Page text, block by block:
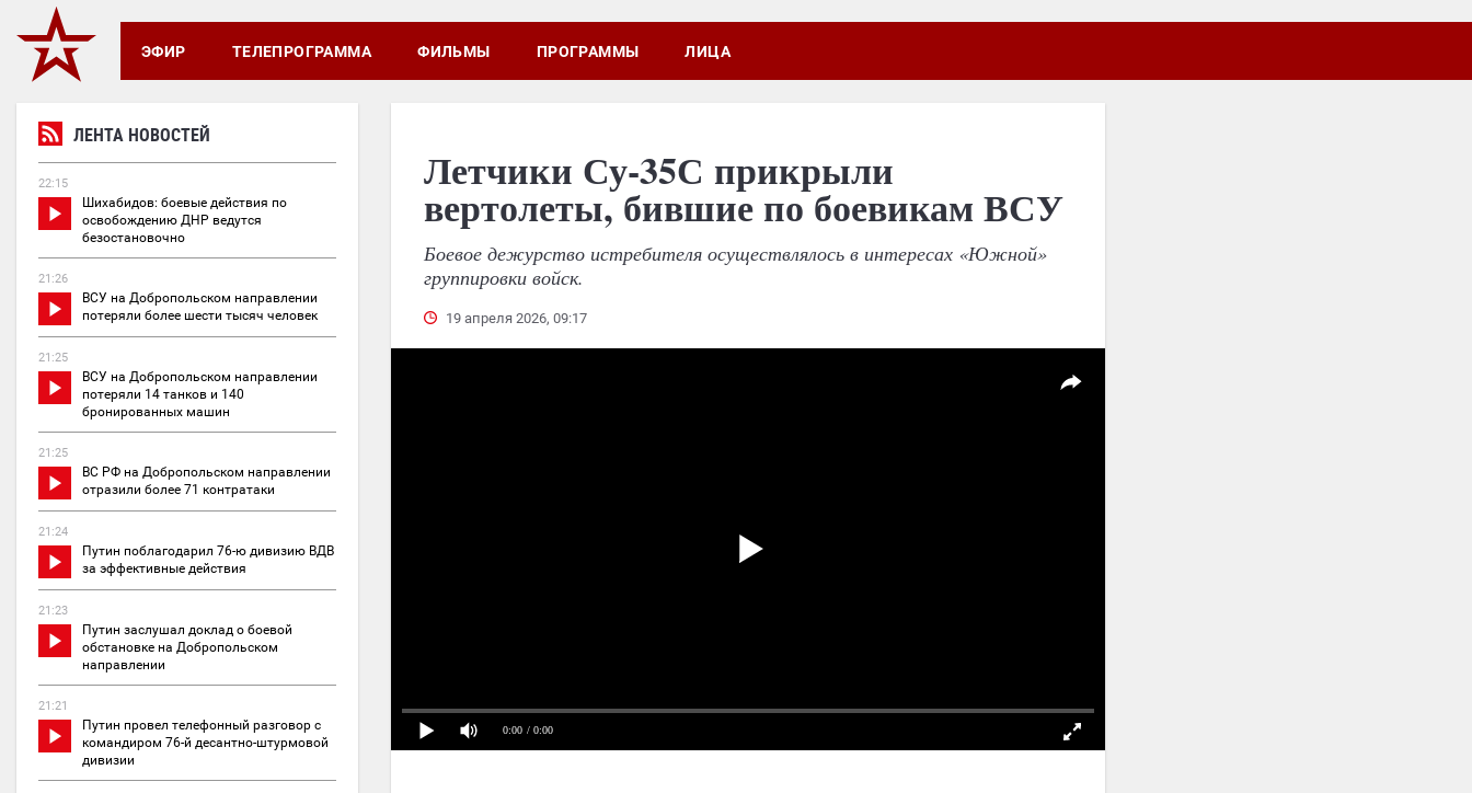
ЭФИР ТЕЛЕПРОГРАММА ФИЛЬМЫ ПРОГРАММЫ ЛИЦА
ЛЕНТА НОВОСТЕЙ
22:15
Шихабидов: боевые действия по
освобождению ДНР ведутся
безостановочно
21:26
ВСУ на Добропольском направлении
потеряли более шести тысяч человек
21:25
ВСУ на Добропольском направлении
потеряли 14 танков и 140
бронированных машин
21:25
ВС РФ на Добропольском направлении
отразили более 71 контратаки
21:24
Путин поблагодарил 76-ю дивизию ВДВ
за эффективные действия
21:23
Путин заслушал доклад о боевой
обстановке на Добропольском
направлении
21:21
Путин провел телефонный разговор с
командиром 76-й десантно-штурмовой
дивизии
Летчики Су-35С прикрыли
вертолеты, бившие по боевикам ВСУ
Боевое дежурство истребителя осуществлялось в интересах «Южной»
группировки войск.
19 апреля 2026, 09:17
0:00 / 0:00